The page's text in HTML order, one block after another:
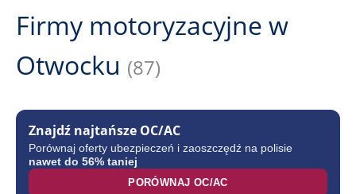
Firmy motoryzacyjne w
Otwocku (87)
Znajdź najtańsze OC/AC
Porównaj oferty ubezpieczeń i zaoszczędź na polisie
nawet do 56% taniej
PORÓWNAJ OC/AC